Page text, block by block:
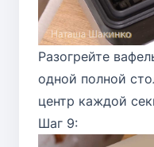
Разогрейте
одной полной
центр каждой
Шаг 9: